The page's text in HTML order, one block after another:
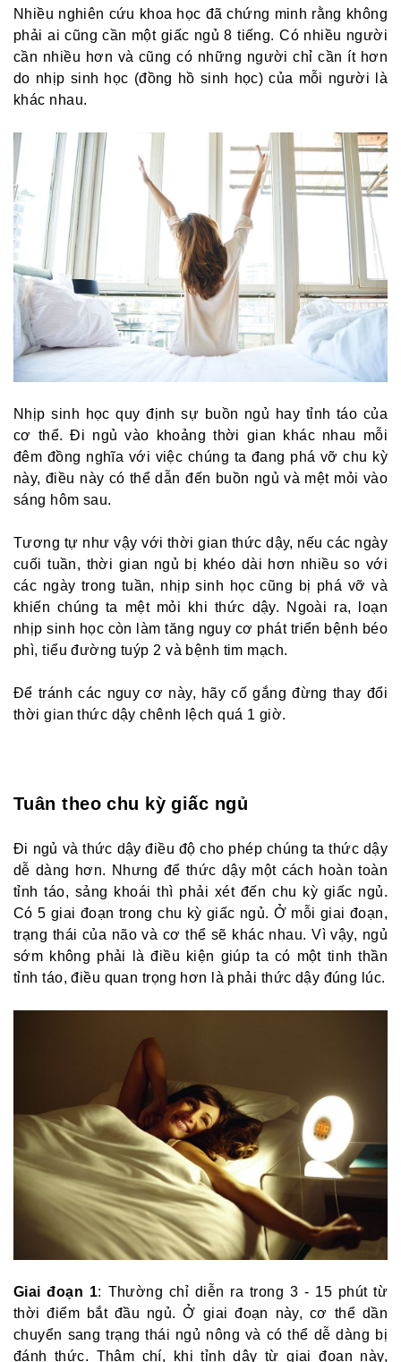
Nhiều nghiên cứu khoa học đã chứng minh rằng không
phải ai cũng cần một giấc ngủ 8 tiếng. Có nhiều người
cần nhiều hơn và cũng có những người chỉ cần ít hơn
do nhịp sinh học (đồng hồ sinh học) của mỗi người là
khác nhau.
Nhịp sinh học quy định sự buồn ngủ hay tỉnh táo của
cơ thể. Đi ngủ vào khoảng thời gian khác nhau mỗi
đêm đồng nghĩa với việc chúng ta đang phá vỡ chu kỳ
này, điều này có thể dẫn đến buồn ngủ và mệt mỏi vào
sáng hôm sau.
Tương tự như vậy với thời gian thức dậy, nếu các ngày
cuối tuần, thời gian ngủ bị khéo dài hơn nhiều so với
các ngày trong tuần, nhịp sinh học cũng bị phá vỡ và
khiến chúng ta mệt mỏi khi thức dậy. Ngoài ra, loạn
nhịp sinh học còn làm tăng nguy cơ phát triển bệnh béo
phì, tiểu đường tuýp 2 và bệnh tim mạch.
Để tránh các nguy cơ này, hãy cố gắng đừng thay đổi
thời gian thức dậy chênh lệch quá 1 giờ.
Tuân theo chu kỳ giấc ngủ
Đi ngủ và thức dậy điều độ cho phép chúng ta thức dậy
dễ dàng hơn. Nhưng để thức dậy một cách hoàn toàn
tỉnh táo, sảng khoái thì phải xét đến chu kỳ giấc ngủ.
Có 5 giai đoạn trong chu kỳ giấc ngủ. Ở mỗi giai đoạn,
trạng thái của não và cơ thể sẽ khác nhau. Vì vậy, ngủ
sớm không phải là điều kiện giúp ta có một tinh thần
tỉnh táo, điều quan trọng hơn là phải thức dậy đúng lúc.
Giai đoạn 1: Thường chỉ diễn ra trong 3 - 15 phút từ
thời điểm bắt đầu ngủ. Ở giai đoạn này, cơ thể dần
chuyển sang trạng thái ngủ nông và có thể dễ dàng bị
đánh thức. Thậm chí, khi tỉnh dậy từ giai đoạn này,